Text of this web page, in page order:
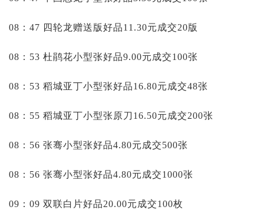
08：47 四轮龙赠送版好品11.30元成交20版
08：53 杜鹃花小型张好品9.00元成交100张
08：53 稻城亚丁小型张好品16.80元成交48张
08：55 稻城亚丁小型张原刀16.50元成交200张
08：56 张骞小型张好品4.80元成交500张
08：56 张骞小型张好品4.80元成交1000张
09：09 双联白片好品20.00元成交100枚